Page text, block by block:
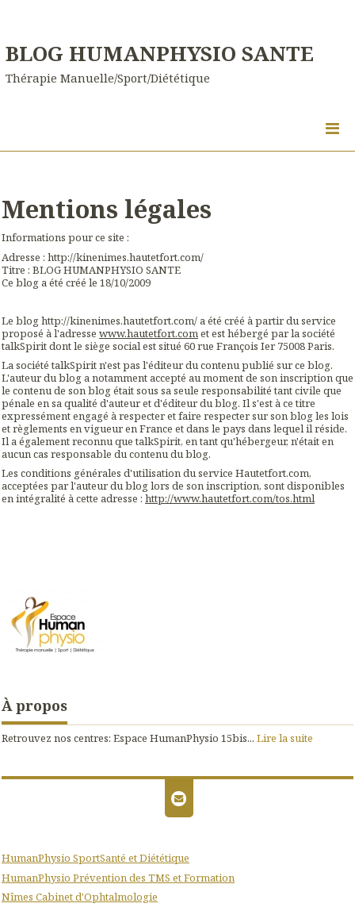
BLOG HUMANPHYSIO SANTE
Thérapie Manuelle/Sport/Diététique
À propos
Retrouvez nos centres: Espace HumanPhysio 15bis... Lire la suite
HumanPhysio SportSanté et Diététique
HumanPhysio Prévention des TMS et Formation
Nîmes Cabinet d'Ophtalmologie
Mentions légales
Informations pour ce site :
Adresse : http://kinenimes.hautetfort.com/
Titre : BLOG HUMANPHYSIO SANTE
Ce blog a été créé le 18/10/2009
Le blog http://kinenimes.hautetfort.com/ a été créé à partir du service
proposé à l'adresse www.hautetfort.comet est hébergé par la société
talkSpirit dont le siège social est situé 60 rue François Ier 75008 Paris.
La société talkSpirit n'est pas l'éditeur du contenu publié sur ce blog.
L'auteur du blog a notamment accepté au moment de son inscription que
le contenu de son blog était sous sa seule responsabilité tant civile que
pénale en sa qualité d'auteur et d'éditeur du blog. Il s'est à ce titre
expressément engagé à respecter et faire respecter sur son blog les lois
et règlements en vigueur en France et dans le pays dans lequel il réside.
Il a également reconnu que talkSpirit, en tant qu'hébergeur, n'était en
aucun cas responsable du contenu du blog.
Les conditions générales d'utilisation du service Hautetfort.com,
acceptées par l'auteur du blog lors de son inscription, sont disponibles
en intégralité à cette adresse : http://www.hautetfort.com/tos.html